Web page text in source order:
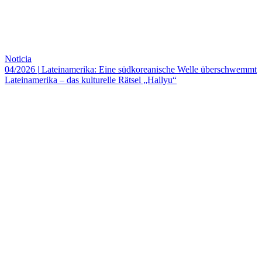
Noticia
04/2026 | Lateinamerika: Eine südkoreanische Welle überschwemmt
Lateinamerika – das kulturelle Rätsel „Hallyu“